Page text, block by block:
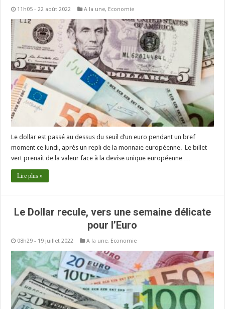
11h05 - 22 août 2022 A la une, Economie
Le dollar est passé au dessus du seuil d’un euro pendant un bref
moment ce lundi, après un repli de la monnaie européenne. Le billet
vert prenait de la valeur face à la devise unique européenne …
Lire plus »
Le Dollar recule, vers une semaine délicate
pour l’Euro
08h29 - 19 juillet 2022 A la une, Economie